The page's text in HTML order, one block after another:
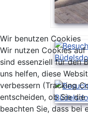
Wir benutzen Cookies
Wir nutzen Cookies auf
sind essenziell für den
uns helfen, diese
verbessern (Tracking
entscheiden, ob Sie
beachten Sie, dass bei